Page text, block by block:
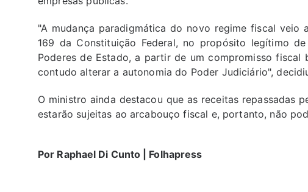
"A mudança paradigmática do novo regime fiscal
169 da Constituição Federal, no propósito legítimo
Poderes de Estado, a partir de um compromisso
contudo alterar a autonomia do Poder Judiciário",
O ministro ainda destacou que as receitas repassadas
estarão sujeitas ao arcabouço fiscal e, portanto, não
Por Raphael Di Cunto | Folhapress